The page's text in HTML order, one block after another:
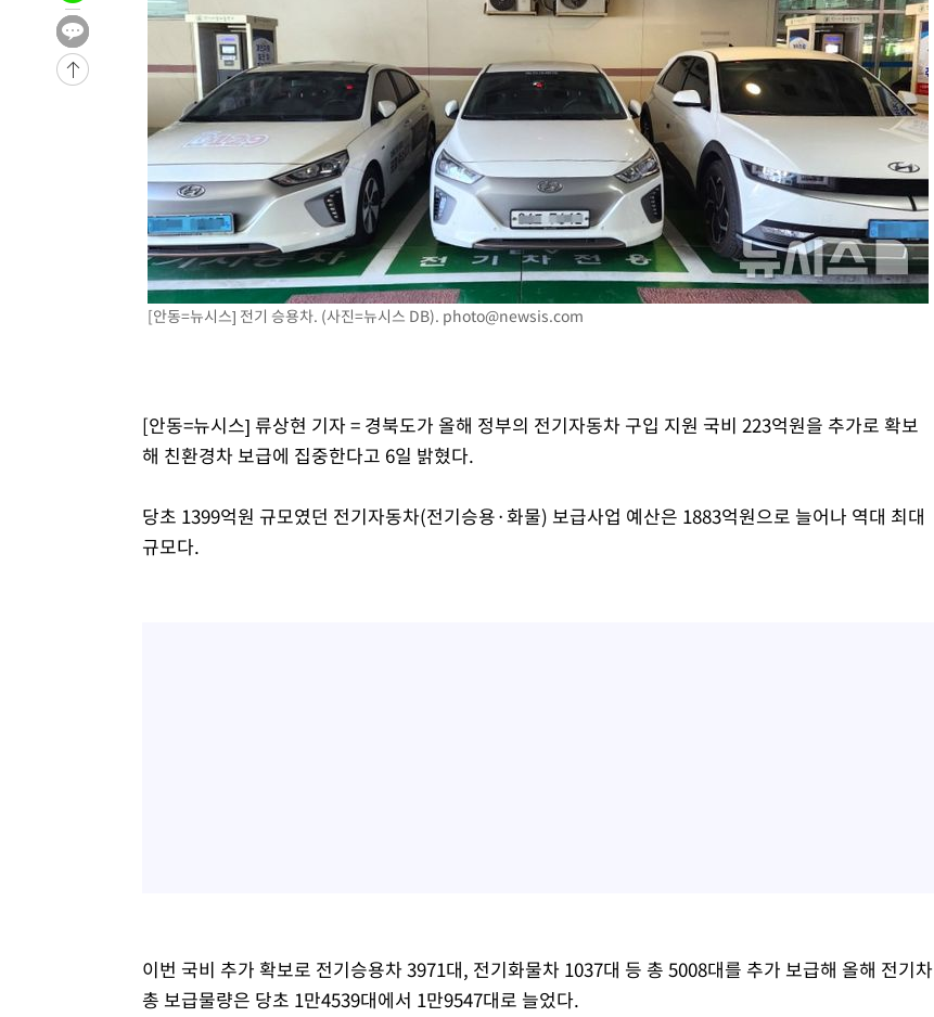
-10854초 전 >
[속보]합참 "北 발사체는 단거리탄도미사일…감시·경계태세 강
화"
-10602초 전 >
日방위성, 北이 동해로 쏜 발사체는 탄도미사일 가능성
-9032초 전 >
[속보] SKT, 에이닷 서비스 장애 발생…"원인 파악 중"
[속보]합참 "북, 동해상으로 미상 발사체 발사"
'낮 최고 39도' 불볕더위…한밤 열대야도 계속[내일날씨]
[속보]7~9일 프로야구 3연전도 폭염 취소…11일 재개
"韓 외환시장 개입 관측 배경엔 美의 대한국 무역적자 있어"
'월드컵 탈락 후폭풍' 축구협회…초유의 압수수색에 '충격·당황'
서울 낮 37.9도, 올여름 최고치 경신…영등포 순간 '40도'
[속보]종합특검, 대검 추가 압수수색…내란 중요임무종사 혐의
[속보]코스닥, 800p 회복…0.26% 오른 801.67 마감
"여기 떨어졌다"…다누리, 스페이스X 로켓 달 충돌 흔적 포착
손흥민, 5경기 연속골 실패…LAFC는 승부차기 끝 과달라하라 격파
[안동=뉴시스] 전기 승용차. (사진=뉴시스 DB). photo@newsis.com
[안동=뉴시스] 류상현 기자 = 경북도가 올해 정부의 전기자동차 구입 지원 국비 223억원을 추가로 확보
해 친환경차 보급에 집중한다고 6일 밝혔다.
당초 1399억원 규모였던 전기자동차(전기승용·화물) 보급사업 예산은 1883억원으로 늘어나 역대 최대
규모다.
이번 국비 추가 확보로 전기승용차 3971대, 전기화물차 1037대 등 총 5008대를 추가 보급해 올해 전기차
총 보급물량은 당초 1만4539대에서 1만9547대로 늘었다.